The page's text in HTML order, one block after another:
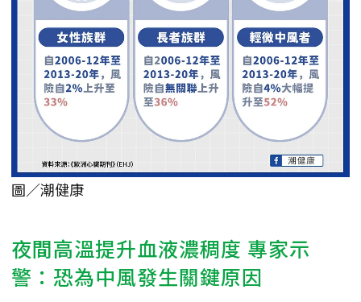
圖／潮健康
夜間高溫提升血液濃稠度 專家示
警：恐為中風發生關鍵原因